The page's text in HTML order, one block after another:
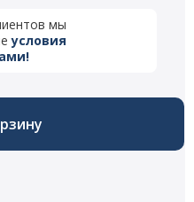
мы
условия